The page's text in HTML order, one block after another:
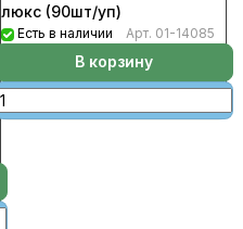
люкс (90шт/уп)
Есть в наличии Арт. 01-14085
В корзину